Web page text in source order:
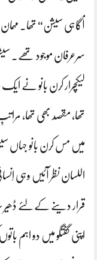
آگاہی سیشن“ تھا۔ مہمان
سرعرفان موجود تھے۔
لیکچرار کرن بانو نے ایک
تھا، مقصد بھی تھا،
میں مس کرن بانو
اللسان نظر آئیں وہی
قرار دینے کےلئے
اپنی گفتگو میں دو اہم